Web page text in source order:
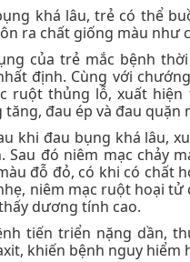
khá lâu, trẻ có thể
ra chất giống màu như
của trẻ mắc bệnh
định. Cùng với
ruột thủng lỗ, xuất
đau ép và đau quặn
khi đau bụng khá lâu,
đó niêm mạc chảy
đỗ đỏ, có khi có
niêm mạc ruột hoại
dương tính cao.
tiến triển nặng dần,
khiến bệnh nguy hiểm